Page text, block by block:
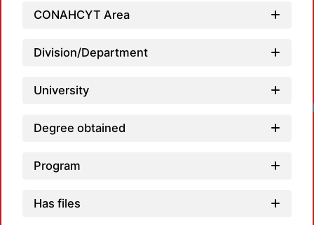
CONAHCYT Area
Division/Department
University
Degree obtained
Program
Has files